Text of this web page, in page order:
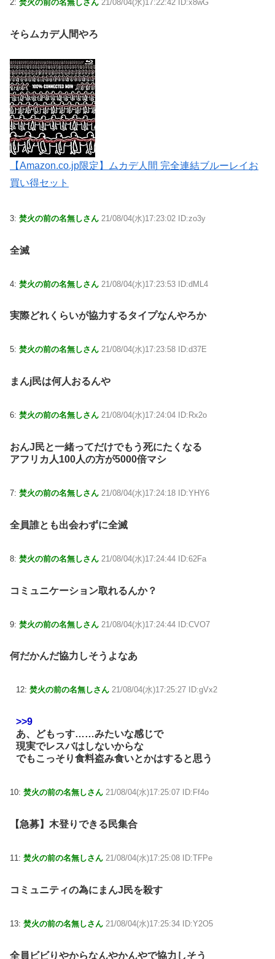
2: 焚火の前の名無しさん 21/08/04(水)17:22:42 ID:x8wG
そらムカデ人間やろ
【Amazon.co.jp限定】ムカデ人間 完全連結ブルーレイお
買い得セット
3: 焚火の前の名無しさん 21/08/04(水)17:23:02 ID:zo3y
全滅
4: 焚火の前の名無しさん 21/08/04(水)17:23:53 ID:dML4
実際どれくらいが協力するタイプなんやろか
5: 焚火の前の名無しさん 21/08/04(水)17:23:58 ID:d37E
まんj民は何人おるんや
6: 焚火の前の名無しさん 21/08/04(水)17:24:04 ID:Rx2o
おんJ民と一緒ってだけでもう死にたくなる
アフリカ人100人の方が5000倍マシ
7: 焚火の前の名無しさん 21/08/04(水)17:24:18 ID:YHY6
全員誰とも出会わずに全滅
8: 焚火の前の名無しさん 21/08/04(水)17:24:44 ID:62Fa
コミュニケーション取れるんか？
9: 焚火の前の名無しさん 21/08/04(水)17:24:44 ID:CVO7
何だかんだ協力しそうよなあ
12: 焚火の前の名無しさん 21/08/04(水)17:25:27 ID:gVx2
>>9
あ、どもっす……みたいな感じで
現実でレスバはしないからな
でもこっそり食料盗み食いとかはすると思う
10: 焚火の前の名無しさん 21/08/04(水)17:25:07 ID:Ff4o
【急募】木登りできる民集合
11: 焚火の前の名無しさん 21/08/04(水)17:25:08 ID:TFPe
コミュニティの為にまんJ民を殺す
13: 焚火の前の名無しさん 21/08/04(水)17:25:34 ID:Y2O5
全員ビビりやからなんやかんやで協力しそう